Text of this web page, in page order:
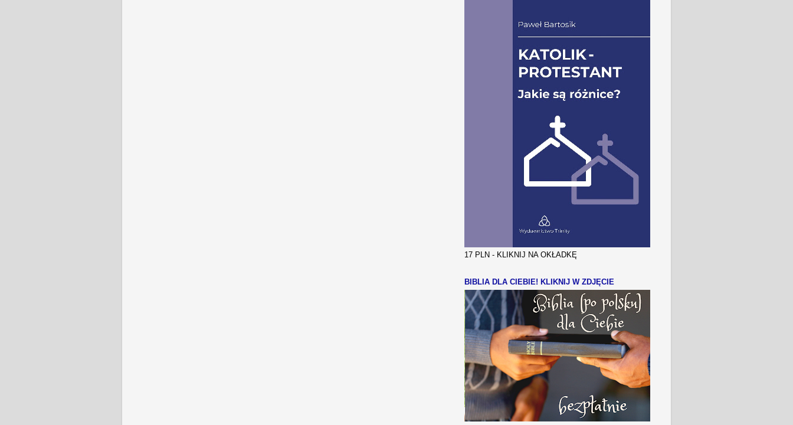
17 PLN - KLIKNIJ NA OKŁADKĘ
BIBLIA DLA CIEBIE! KLIKNIJ W ZDJĘCIE